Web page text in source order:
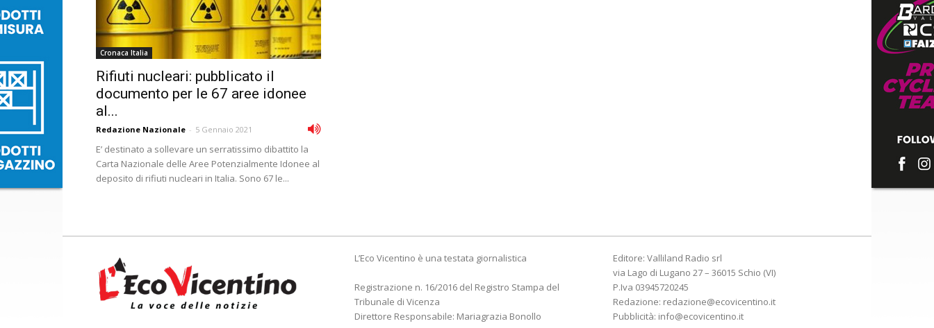
Cronaca Italia
Rifiuti nucleari: pubblicato il
documento per le 67 aree idonee
al...
Redazione Nazionale - 5 Gennaio 2021
E’ destinato a sollevare un serratissimo dibattito la
Carta Nazionale delle Aree Potenzialmente Idonee al
deposito di rifiuti nucleari in Italia. Sono 67 le...
L’Eco Vicentino è una testata giornalistica
Registrazione n. 16/2016 del Registro Stampa del
Tribunale di Vicenza
Direttore Responsabile: Mariagrazia Bonollo
Editore: Valliland Radio srl
via Lago di Lugano 27 – 36015 Schio (VI)
P.Iva 03945720245
Redazione: redazione@ecovicentino.it
Pubblicità: info@ecovicentino.it